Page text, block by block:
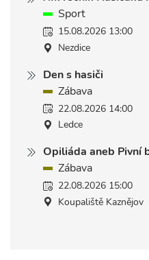
Sport
15.08.2026 13:00
Nezdice
Den s hasiči
Zábava
22.08.2026 14:00
Ledce
Opiliáda aneb Pivní
Zábava
22.08.2026 15:00
Koupaliště Kaznějov